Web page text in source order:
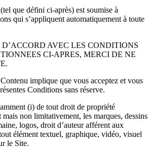
que défini ci-après) est soumise à
qui s’appliquent automatiquement à toute
D’ACCORD AVEC LES CONDITIONS
CI-APRES, MERCI DE NE
implique que vous acceptez et vous
Conditions sans réserve.
(i) de tout droit de propriété
non limitativement, les marques, dessins
logos, droit d’auteur afférent aux
élément textuel, graphique, vidéo, visuel
le Site.